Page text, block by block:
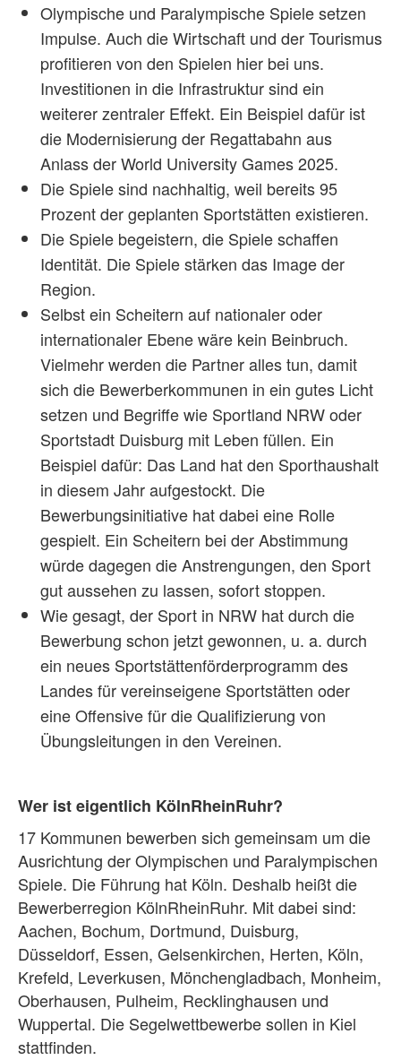
Olympische und Paralympische Spiele setzen
Impulse. Auch die Wirtschaft und der Tourismus
profitieren von den Spielen hier bei uns.
Investitionen in die Infrastruktur sind ein
weiterer zentraler Effekt. Ein Beispiel dafür ist
die Modernisierung der Regattabahn aus
Anlass der World University Games 2025.
Die Spiele sind nachhaltig, weil bereits 95
Prozent der geplanten Sportstätten existieren.
Die Spiele begeistern, die Spiele schaffen
Identität. Die Spiele stärken das Image der
Region.
Selbst ein Scheitern auf nationaler oder
internationaler Ebene wäre kein Beinbruch.
Vielmehr werden die Partner alles tun, damit
sich die Bewerberkommunen in ein gutes Licht
setzen und Begriffe wie Sportland NRW oder
Sportstadt Duisburg mit Leben füllen. Ein
Beispiel dafür: Das Land hat den Sporthaushalt
in diesem Jahr aufgestockt. Die
Bewerbungsinitiative hat dabei eine Rolle
gespielt. Ein Scheitern bei der Abstimmung
würde dagegen die Anstrengungen, den Sport
gut aussehen zu lassen, sofort stoppen.
Wie gesagt, der Sport in NRW hat durch die
Bewerbung schon jetzt gewonnen, u. a. durch
ein neues Sportstättenförderprogramm des
Landes für vereinseigene Sportstätten oder
eine Offensive für die Qualifizierung von
Übungsleitungen in den Vereinen.
Wer ist eigentlich KölnRheinRuhr?
17 Kommunen bewerben sich gemeinsam um die
Ausrichtung der Olympischen und Paralympischen
Spiele. Die Führung hat Köln. Deshalb heißt die
Bewerberregion KölnRheinRuhr. Mit dabei sind:
Aachen, Bochum, Dortmund, Duisburg,
Düsseldorf, Essen, Gelsenkirchen, Herten, Köln,
Krefeld, Leverkusen, Mönchengladbach, Monheim,
Oberhausen, Pulheim, Recklinghausen und
Wuppertal. Die Segelwettbewerbe sollen in Kiel
stattfinden.